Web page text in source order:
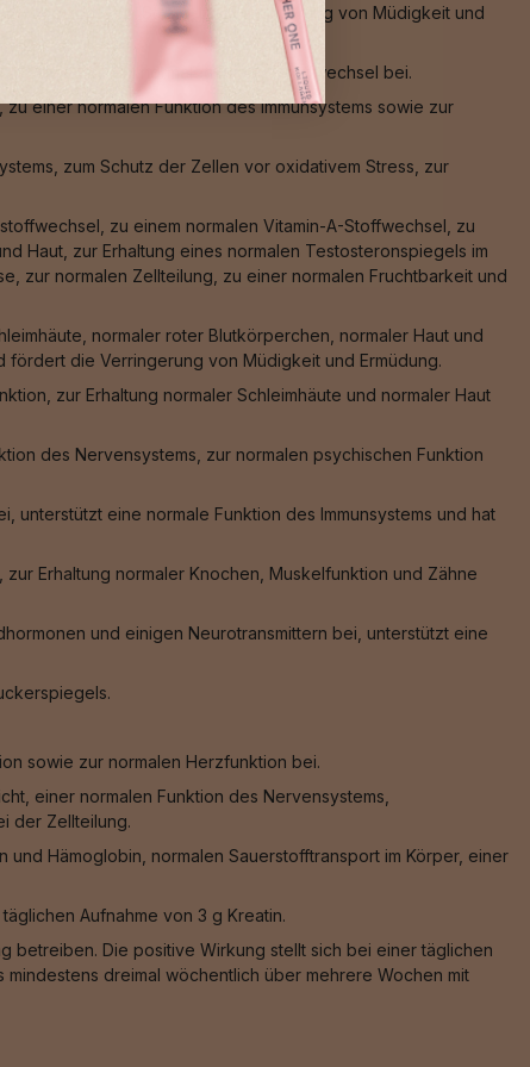
vor oxidativem Stress, zur Verringerung von Müdigkeit und
zu einem normalen Energiestoffwechsel bei.
einer normalen Funktion des Immunsystems sowie zur
zum Schutz der Zellen vor oxidativem Stress, zur
zu einem normalen Vitamin-A-Stoffwechsel, zu
Haut, zur Erhaltung eines normalen Testosteronspiegels im
zur normalen Zellteilung, zu einer normalen Fruchtbarkeit und
normaler roter Blutkörperchen, normaler Haut und
die Verringerung von Müdigkeit und Ermüdung.
zur Erhaltung normaler Schleimhäute und normaler Haut
des Nervensystems, zur normalen psychischen Funktion
unterstützt eine normale Funktion des Immunsystems und hat
Erhaltung normaler Knochen, Muskelfunktion und Zähne
und einigen Neurotransmittern bei, unterstützt eine
sowie zur normalen Herzfunktion bei.
einer normalen Funktion des Nervensystems,
der Zellteilung.
Hämoglobin, normalen Sauerstofftransport im Körper, einer
Aufnahme von 3 g Kreatin.
betreiben. Die positive Wirkung stellt sich bei einer täglichen
dreimal wöchentlich über mehrere Wochen mit